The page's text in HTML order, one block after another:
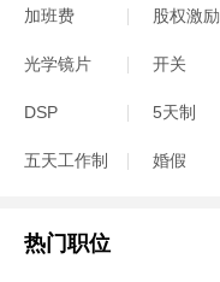
加班费 股权激励
光学镜片 开关
DSP 5天制
五天工作制 婚假
热门职位